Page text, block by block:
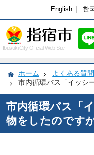
English 한
Ibusuki City Official Web Site
ホーム よくある質問
市内循環バス「イッシ
市内循環バス「
物をしたのですが